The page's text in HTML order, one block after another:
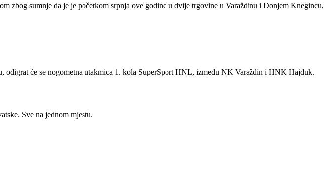
zbog sumnje da je je početkom srpnja ove godine u dvije trgovine u Varaždinu i Donjem Knegincu,
odigrat će se nogometna utakmica 1. kola SuperSport HNL, između NK Varaždin i HNK Hajduk.
Sve na jednom mjestu.